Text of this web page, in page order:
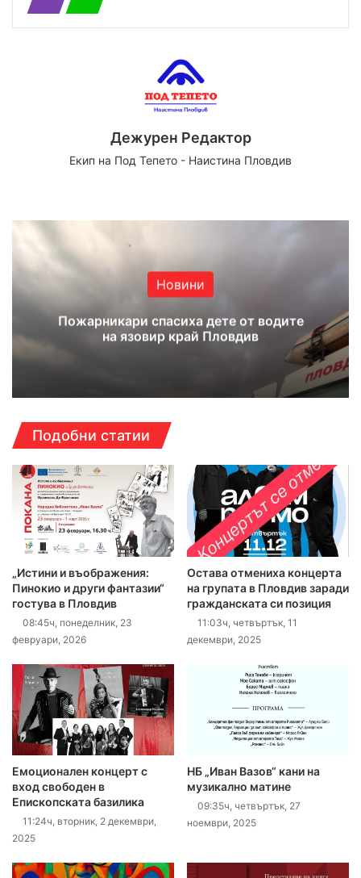
Дежурен Редактор
Екип на Под Тепето - Наистина Пловдив
Новини
Пожарникари спасиха дете от водите
на язовир край Пловдив
Подобни статии
„Истини и въображения:
Пинокио и други фантазии“
гостува в Пловдив
08:45ч, понеделник, 23
февруари, 2026
Остава отмениха концерта
на групата в Пловдив заради
гражданската си позиция
11:03ч, четвъртък, 11
декември, 2025
Емоционален концерт с
вход свободен в
Епископската базилика
11:24ч, вторник, 2 декември,
2025
НБ „Иван Вазов“ кани на
музикално матине
09:35ч, четвъртък, 27
ноември, 2025